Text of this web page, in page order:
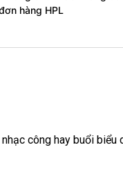
hàng HPL
công hay buổi biểu